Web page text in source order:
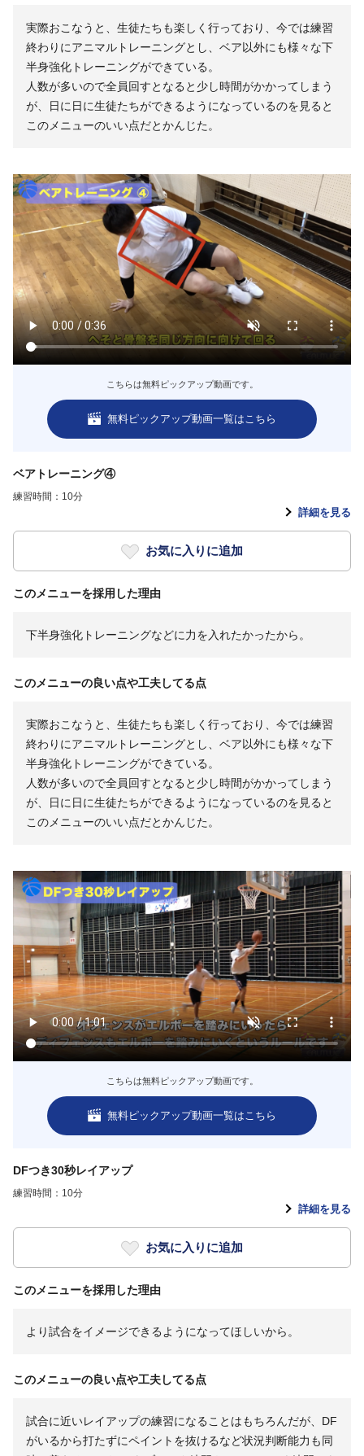
実際おこなうと、生徒たちも楽しく行っており、今では練習
終わりにアニマルトレーニングとし、ベア以外にも様々な下
半身強化トレーニングができている。
人数が多いので全員回すとなると少し時間がかかってしまう
が、日に日に生徒たちができるようになっているのを見ると
このメニューのいい点だとかんじた。
こちらは無料ピックアップ動画です。
無料ピックアップ動画一覧はこちら
ベアトレーニング④
練習時間：10分
詳細を見る
お気に入りに追加
このメニューを採用した理由
下半身強化トレーニングなどに力を入れたかったから。
このメニューの良い点や工夫してる点
実際おこなうと、生徒たちも楽しく行っており、今では練習
終わりにアニマルトレーニングとし、ベア以外にも様々な下
半身強化トレーニングができている。
人数が多いので全員回すとなると少し時間がかかってしまう
が、日に日に生徒たちができるようになっているのを見ると
このメニューのいい点だとかんじた。
こちらは無料ピックアップ動画です。
無料ピックアップ動画一覧はこちら
DFつき30秒レイアップ
練習時間：10分
詳細を見る
お気に入りに追加
このメニューを採用した理由
より試合をイメージできるようになってほしいから。
このメニューの良い点や工夫してる点
試合に近いレイアップの練習になることはもちろんだが、DF
がいるから打たずにペイントを抜けるなど状況判断能力も同